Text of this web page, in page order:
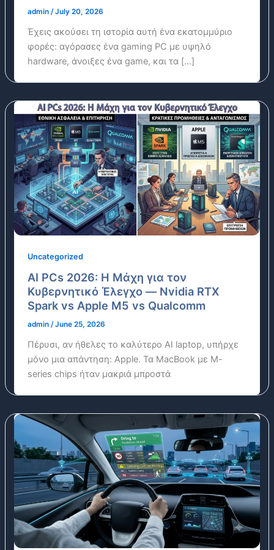
admin/July 20, 2026
Έχεις ακούσει τη ιστορία αυτή ένα εκατομμύριο
φορές: αγόρασες ένα gaming PC με υψηλό
hardware, άνοιξες ένα game, και τα […]
Uncategorized
AI PCs 2026: Η Μάχη για τον
Κυβερνητικό Έλεγχο — Nvidia RTX
Spark vs Apple M5 vs Qualcomm
admin/June 25, 2026
Πέρυσι, αν ήθελες το καλύτερο AI laptop, υπήρχε
μόνο μια απάντηση: Apple. Τα MacBook με M-
series chips ήταν μακριά μπροστά